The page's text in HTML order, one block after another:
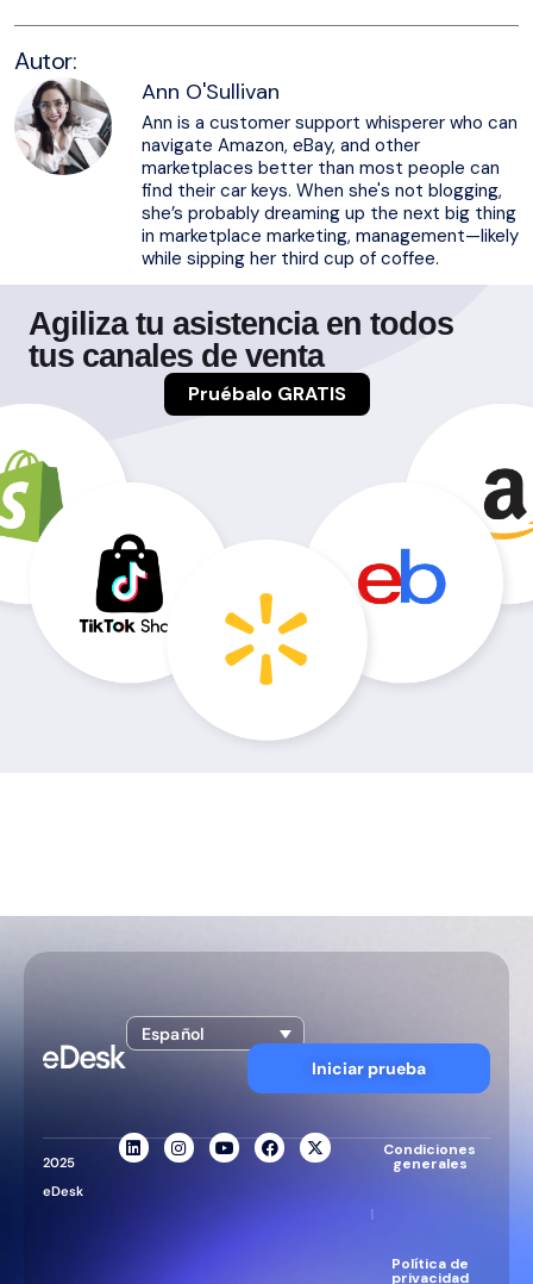
Autor:
Ann O'Sullivan
Ann is a customer support whisperer who can
navigate Amazon, eBay, and other
marketplaces better than most people can
find their car keys. When she's not blogging,
she’s probably dreaming up the next big thing
in marketplace marketing, management—likely
while sipping her third cup of coffee.
Agiliza tu asistencia en todos
tus canales de venta
Pruébalo GRATIS
Español
Iniciar prueba
2025
eDesk
Condiciones
generales
|
Política de
privacidad